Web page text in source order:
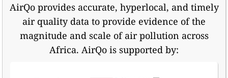
AirQo provides accurate, hyperlocal, and timely
air quality data to provide evidence of the
magnitude and scale of air pollution across
Africa. AirQo is supported by: